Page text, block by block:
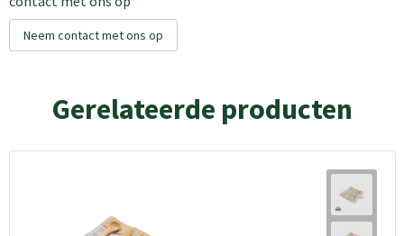
Neem contact met ons op
Gerelateerde producten